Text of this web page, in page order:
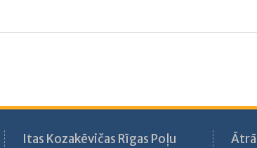
Itas Kozakēvičas Rīgas Poļu